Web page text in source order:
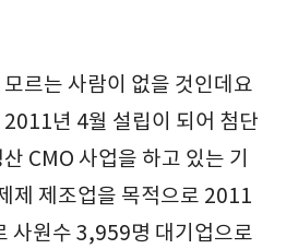
르는 사람이 없을 것인데요
년 4월 설립이 되어 첨단
CMO 사업을 하고 있는 기
제 제조업을 목적으로 2011
사원수 3,959명 대기업으로